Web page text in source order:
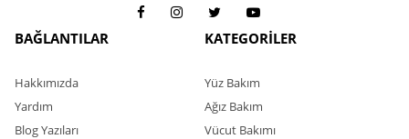
BAĞLANTILAR
Hakkımızda
Yardım
Blog Yazıları
KATEGORİLER
Yüz Bakım
Ağız Bakım
Vücut Bakımı